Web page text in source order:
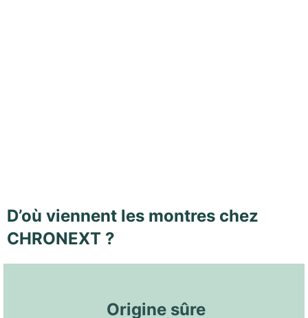
D’où viennent les montres chez
CHRONEXT ?
Origine sûre